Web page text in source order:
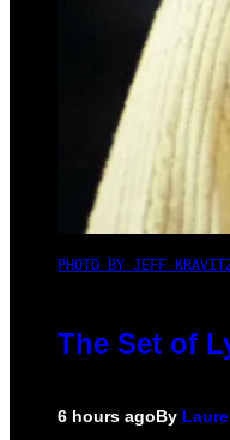
PHOTO BY JEFF
The Set of
6 hours agoBy